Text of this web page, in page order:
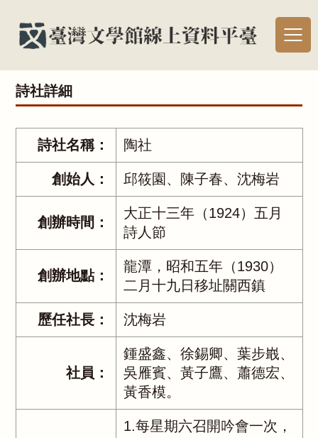
詩社詳細
詩社名稱： 陶社
創始人： 邱筱園、陳子春、沈梅岩
創辦時間：
大正十三年（1924）五月
詩人節
創辦地點：
龍潭，昭和五年（1930）
二月十九日移址關西鎮
歷任社長： 沈梅岩
社員：
鍾盛鑫、徐錫卿、葉步嶯、
吳雁賓、黃子鷹、蕭德宏、
黃香模。
1.每星期六召開吟會一次，